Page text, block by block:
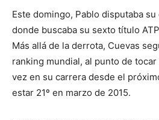
Este domingo, Pablo disputaba
donde buscaba su sexto título
Más allá de la derrota, Cuevas
ranking mundial, al punto de
vez en su carrera desde el
estar 21º en marzo de 2015.